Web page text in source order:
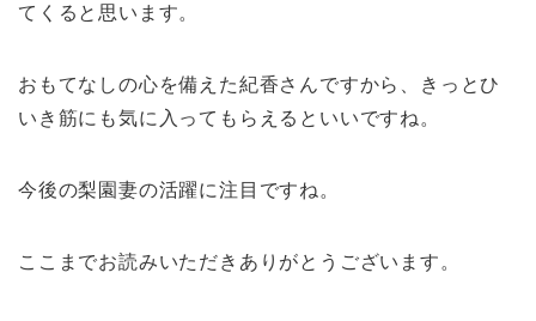
てくると思います。
おもてなしの心を備えた紀香さんですから、きっとひ
いき筋にも気に入ってもらえるといいですね。
今後の梨園妻の活躍に注目ですね。
ここまでお読みいただきありがとうございます。